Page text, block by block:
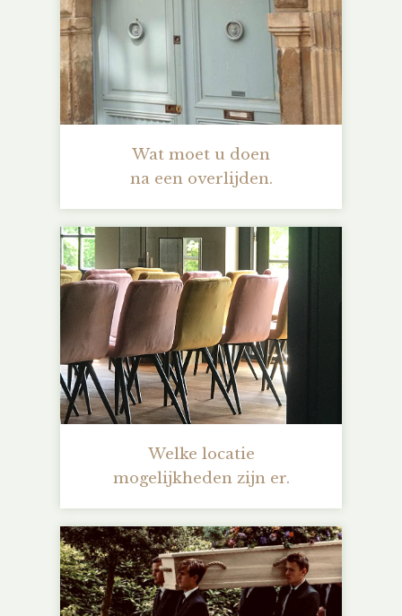
Wat moet u doen
na een overlijden.
Welke locatie
mogelijkheden zijn er.